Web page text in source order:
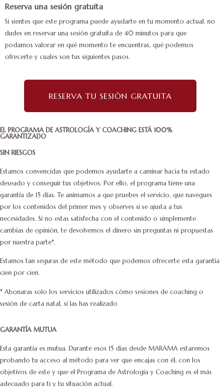
Reserva una sesión gratuita
Si sientes que este programa puede ayudarte en tu momento actual, no
dudes en reservar una sesión gratuita de 40 minutos para que
podamos valorar en qué momento te encuentras, qué podemos
ofrecerte y cuales son tus siguientes pasos.
RESERVA TU SESIÓN GRATUITA
EL PROGRAMA DE ASTROLOGÍA Y COACHING ESTÁ 100%
GARANTIZADO
SIN RIESGOS
Estamos convencidas que podemos ayudarte a caminar hacia tu estado
deseado y conseguir tus objetivos. Por ello, el programa tiene una
garantía de 15 días. Te animamos a que pruebes el servicio, que navegues
por los contenidos del primer mes y observes si se ajusta a tus
necesidades. Si no estas satisfecha con el contenido o simplemente
cambias de opinión, te devolvemos el dinero sin preguntas ni propuestas
por nuestra parte*.
Estamos tan seguras de este método que podemos ofrecerte esta garantía
cien por cien.
* Abonaras solo los servicios utilizados cómo sesiones de coaching o
sesión de carta natal, si las has realizado
GARANTÍA MUTUA
Esta garantía es mutua. Durante esos 15 días desde MARAMA estaremos
probando tu acceso al método para ver que encajas con él, con los
objetivos de este y que el Programa de Astrología y Coaching es el más
adecuado para ti y tu situación actual.